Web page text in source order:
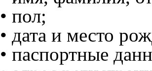
• пол;
• дата и место
• паспортные